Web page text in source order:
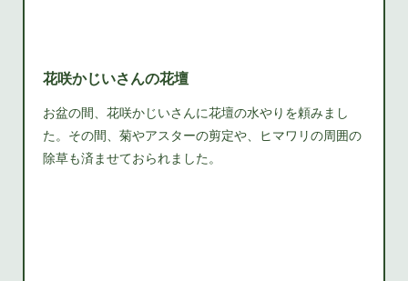
花咲かじいさんの花壇
お盆の間、花咲かじいさんに花壇の水やりを頼みまし
た。その間、菊やアスターの剪定や、ヒマワリの周囲の
除草も済ませておられました。